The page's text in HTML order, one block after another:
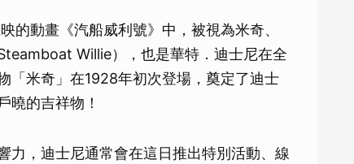
的動畫《汽船威利號》中，被視為米奇、
Willie），也是華特．迪士尼在全
「米奇」在1928年初次登場，奠定了迪士
曉的吉祥物！
力，迪士尼通常會在這日推出特別活動、線